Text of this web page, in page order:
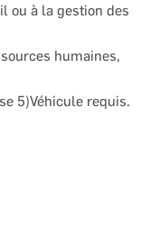
ou à la gestion des
humaines,
5)Véhicule requis.